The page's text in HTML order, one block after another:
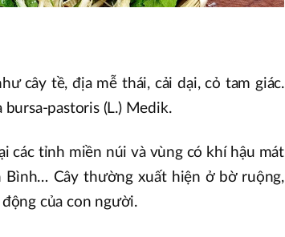
cây tề, địa mễ thái, cải dại, cỏ tam giác.
bursa-pastoris (L.) Medik.
các tỉnh miền núi và vùng có khí hậu mát
Bình… Cây thường xuất hiện ở bờ ruộng,
của con người.